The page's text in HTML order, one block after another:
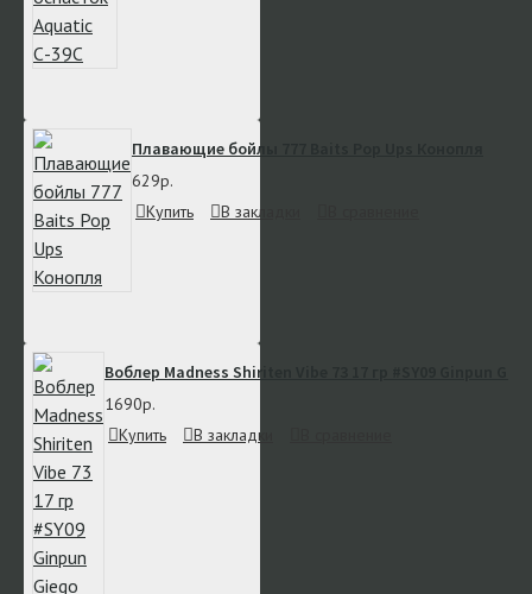
Плавающие бойлы 777 Baits Pop Ups Конопля
629р.
Купить
В закладки
Воблер Madness Shiriten Vibe 73 17 гр #SY09 Ginpun
1690р.
Купить
В закладки